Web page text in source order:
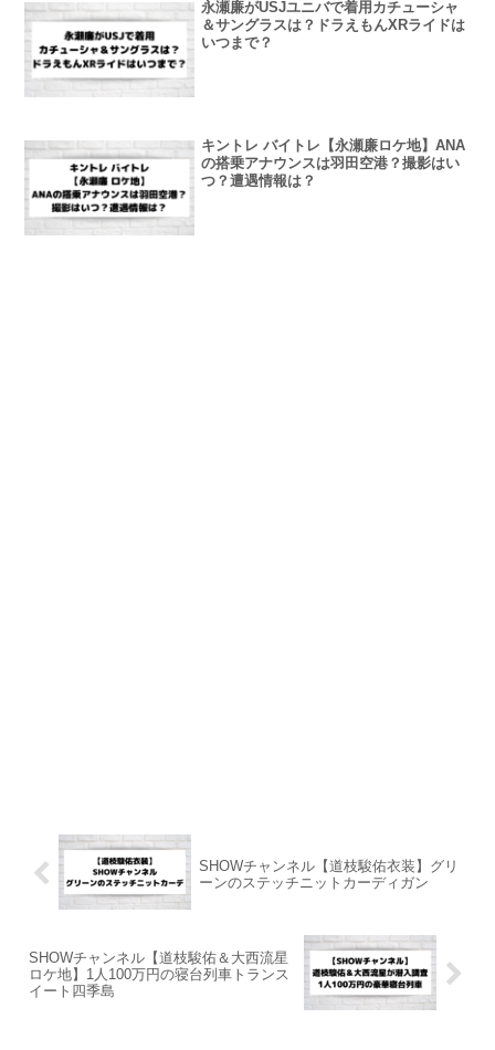
永瀬廉がUSJユニバで着用カチューシャ
＆サングラスは？ドラえもんXRライドは
いつまで？
キントレ バイトレ【永瀬廉ロケ地】ANA
の搭乗アナウンスは羽田空港？撮影はい
つ？遭遇情報は？
SHOWチャンネル【道枝駿佑衣装】グリ
ーンのステッチニットカーディガン
SHOWチャンネル【道枝駿佑＆大西流星
ロケ地】1人100万円の寝台列車トランス
イート四季島